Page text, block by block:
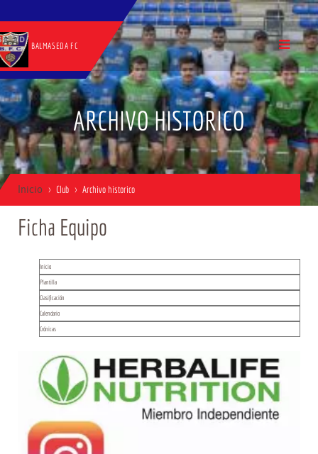
BALMASEDA FC
ARCHIVO HISTORICO
Inicio Club Archivo historico
Ficha Equipo
Inicio
Plantilla
Clasificación
Calendario
Crónicas